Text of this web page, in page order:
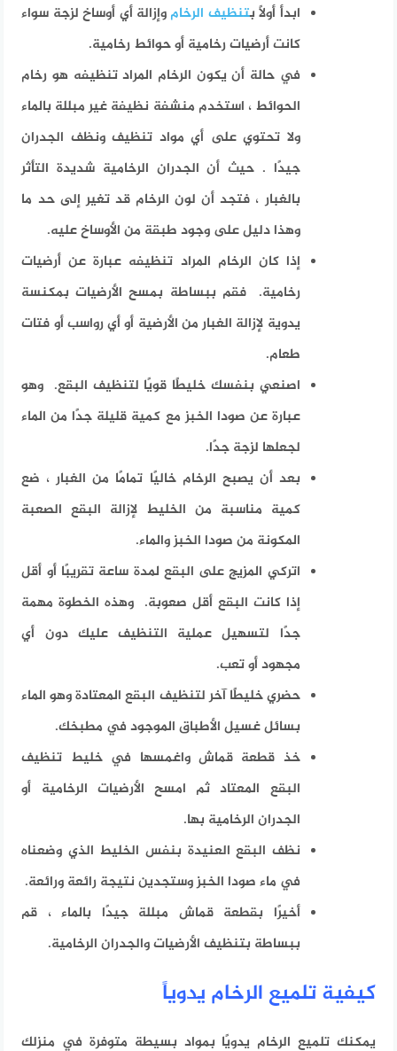
ابدأ أولاً بتنظيف الرخام وإزالة أي أوساخ لزجة سواء
كانت أرضيات رخامية أو حوائط رخامية.
في حالة أن يكون الرخام المراد تنظيفه هو رخام
الحوائط ، استخدم منشفة نظيفة غير مبللة بالماء
ولا تحتوي على أي مواد تنظيف ونظف الجدران
جيدًا . حيث أن الجدران الرخامية شديدة التأثر
بالغبار ، فتجد أن لون الرخام قد تغير إلى حد ما
وهذا دليل على وجود طبقة من الأوساخ عليه.
إذا كان الرخام المراد تنظيفه عبارة عن أرضيات
رخامية. فقم ببساطة بمسح الأرضيات بمكنسة
يدوية لإزالة الغبار من الأرضية أو أي رواسب أو فتات
طعام.
اصنعي بنفسك خليطًا قويًا لتنظيف البقع. وهو
عبارة عن صودا الخبز مع كمية قليلة جدًا من الماء
لجعلها لزجة جدًا.
بعد أن يصبح الرخام خاليًا تمامًا من الغبار ، ضع
كمية مناسبة من الخليط لإزالة البقع الصعبة
المكونة من صودا الخبز والماء.
اتركي المزيج على البقع لمدة ساعة تقريبًا أو أقل
إذا كانت البقع أقل صعوبة. وهذه الخطوة مهمة
جدًا لتسهيل عملية التنظيف عليك دون أي
مجهود أو تعب.
حضري خليطًا آخر لتنظيف البقع المعتادة وهو الماء
بسائل غسيل الأطباق الموجود في مطبخك.
خذ قطعة قماش واغمسها في خليط تنظيف
البقع المعتاد ثم امسح الأرضيات الرخامية أو
الجدران الرخامية بها.
نظف البقع العنيدة بنفس الخليط الذي وضعناه
في ماء صودا الخبز وستجدين نتيجة رائعة ورائعة.
أخيرًا بقطعة قماش مبللة جيدًا بالماء ، قم
ببساطة بتنظيف الأرضيات والجدران الرخامية.
كيفية تلميع الرخام يدوياً
يمكنك تلميع الرخام يدويًا بمواد بسيطة متوفرة في منزلك